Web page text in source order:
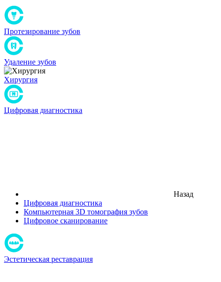
Протезирование зубов
Удаление зубов
Хирургия
Цифровая диагностика
Назад
Цифровая диагностика
Компьютерная 3D томография зубов
Цифровое сканирование
Эстетическая реставрация